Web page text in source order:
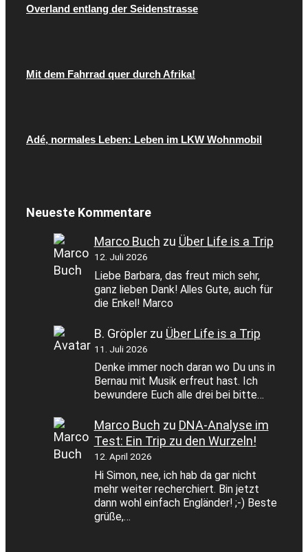
Overland entlang der Seidenstrasse
Mit dem Fahrrad quer durch Afrika!
Adé, normales Leben: Leben im LKW Wohnmobil
Neueste Kommentare
Marco Buch zu Über Life is a Trip
12. Juli 2026
Liebe Barbara, das freut mich sehr,
ganz lieben Dank! Alles Gute, auch für
die Enkel! Marco
B. Gröplerzu Über Life is a Trip
11. Juli 2026
Denke immer noch daran wo Du uns in
Bernau mit Musik erfreut hast. Ich
bewundere Euch alle drei bei bitte…
Marco Buch zu DNA-Analyse im
Test: Ein Trip zu den Wurzeln!
12. April 2026
Hi Simon, nee, ich hab da gar nicht
mehr weiter recherchiert. Bin jetzt
dann wohl einfach Engländer! ;-) Beste
grüße,…